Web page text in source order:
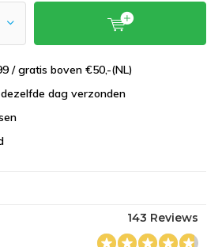
/ gratis boven €50,-(NL)
dag verzonden
143 Reviews